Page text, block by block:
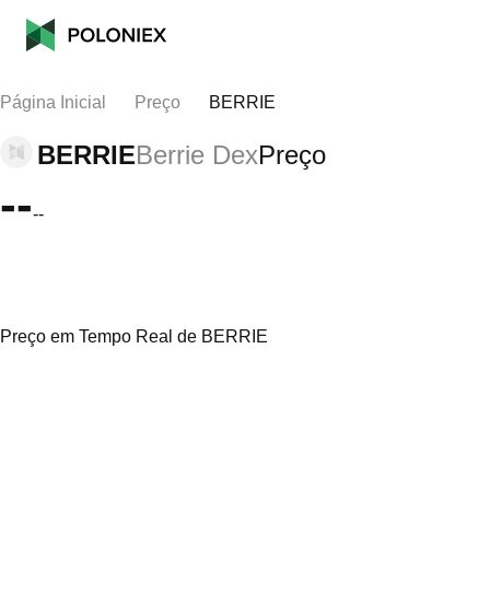
Página Inicial Preço BERRIE
BERRIEBerrie DexPreço
----
Preço em Tempo Real de BERRIE